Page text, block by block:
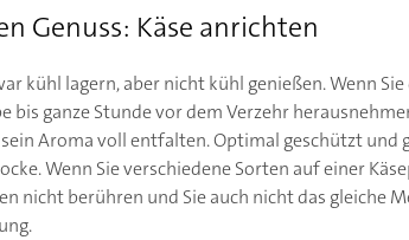
Genuss: Käse anrichten
kühl lagern, aber nicht kühl genießen. Wenn
bis ganze Stunde vor dem Verzehr
sein Aroma voll entfalten. Optimal geschützt
Wenn Sie verschiedene Sorten auf einer
nicht berühren und Sie auch nicht das gleiche